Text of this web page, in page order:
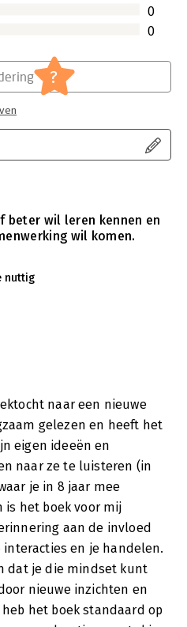
0
0
?
beter wil leren kennen en
wil komen.
nuttig
naar een nieuwe
gelezen en heeft het
eigen ideeën en
naar ze te luisteren (in
je in 8 jaar mee
is het boek voor mij
aan de invloed
en je handelen.
dat je die mindset kunt
nieuwe inzichten en
het boek standaard op